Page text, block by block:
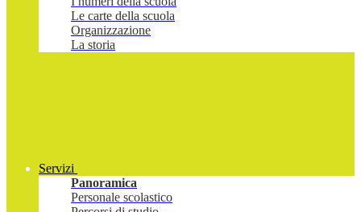
Le carte della scuola
Organizzazione
La storia
Servizi
Panoramica
Personale scolastico